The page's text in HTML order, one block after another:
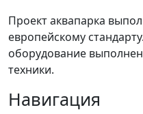
Проект аквапарка
европейскому
оборудование
техники.
Навигация